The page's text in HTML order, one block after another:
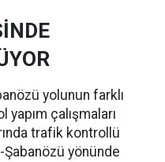
yolunun farklı
çalışmaları
trafik kontrollü
yönünde